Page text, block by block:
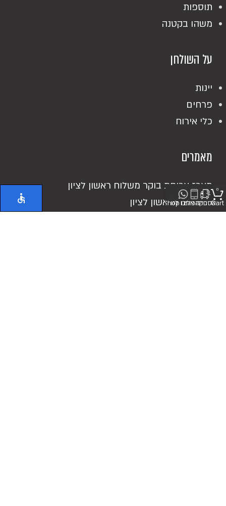
מאמרים
מארז ארוחת בוקר משלוח ראשון לציון
אוכל מוכן ראשון לציון
על השולחן
יינות
פרחים
כלי אירוח
תוספות
משהו בקטנה
0
Cartאספקה
חייגו אלינו
כיתבו לנוShop